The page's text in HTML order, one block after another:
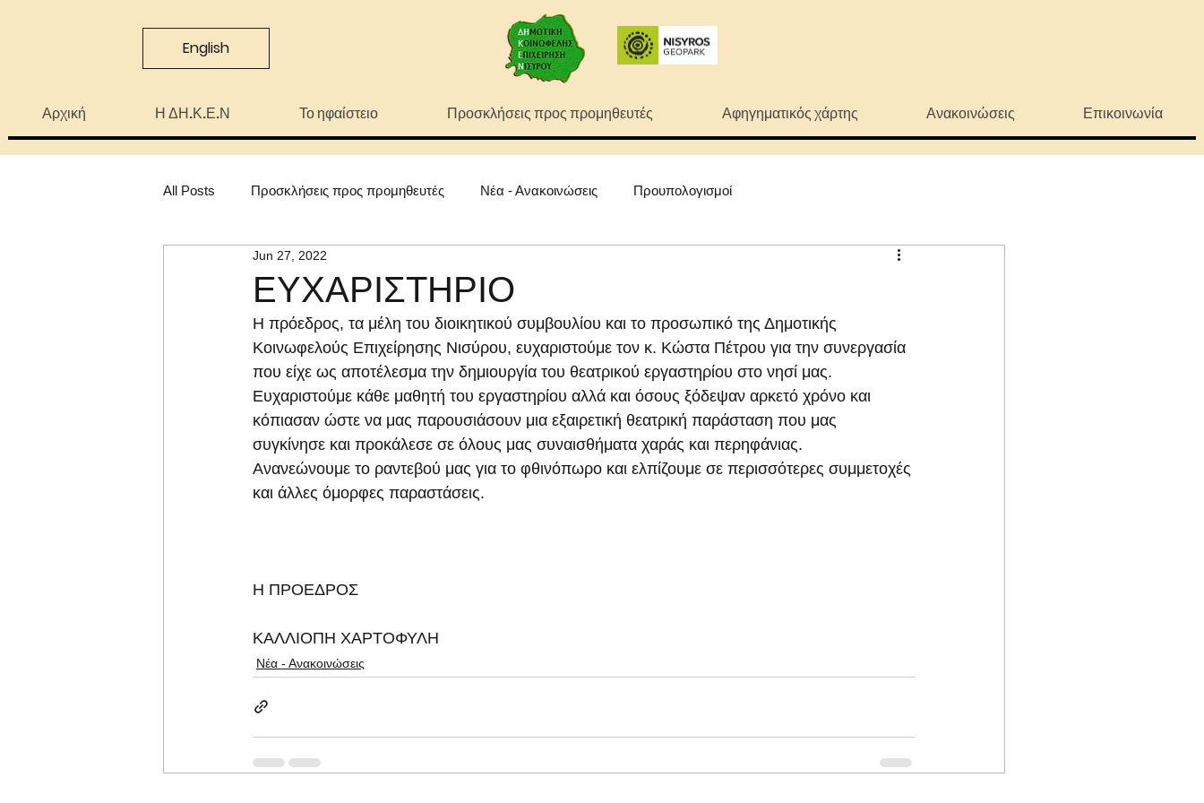
Αρχική Η ΔΗ.Κ.Ε.Ν Το ηφαίστειο Προσκλήσεις προς προμηθευτές Αφηγηματικός χάρτης Ανακοινώσεις Επικοινωνία
English
All Posts Προσκλήσεις προς προμηθευτές Νέα - Ανακοινώσεις Προυπολογισμοί
ΕΥΧΑΡΙΣΤΗΡΙΟ
Jun 27, 2022
Η πρόεδρος, τα μέλη του διοικητικού συμβουλίου και το προσωπικό της Δημοτικής
Κοινωφελούς Επιχείρησης Νισύρου, ευχαριστούμε τον κ. Κώστα Πέτρου για την συνεργασία
που είχε ως αποτέλεσμα την δημιουργία του θεατρικού εργαστηρίου στο νησί μας.
Ευχαριστούμε κάθε μαθητή του εργαστηρίου αλλά και όσους ξόδεψαν αρκετό χρόνο και
κόπιασαν ώστε να μας παρουσιάσουν μια εξαιρετική θεατρική παράσταση που μας
συγκίνησε και προκάλεσε σε όλους μας συναισθήματα χαράς και περηφάνιας.
Ανανεώνουμε το ραντεβού μας για το φθινόπωρο και ελπίζουμε σε περισσότερες συμμετοχές
και άλλες όμορφες παραστάσεις.
Η ΠΡΟΕΔΡΟΣ
ΚΑΛΛΙΟΠΗ ΧΑΡΤΟΦΥΛΗ
Νέα - Ανακοινώσεις